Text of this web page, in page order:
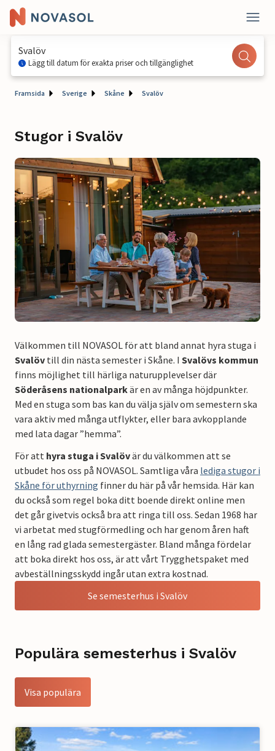
Svalöv
Lägg till datum för exakta priser och tillgänglighet
Framsida Sverige Skåne Svalöv
Stugor i Svalöv
Välkommen till NOVASOL för att bland annat hyra stuga i
Svalöv till din nästa semester i Skåne. I Svalövs kommun
finns möjlighet till härliga naturupplevelser där
Söderåsens nationalparkär en av många höjdpunkter.
Med en stuga som bas kan du välja själv om semestern ska
vara aktiv med många utflykter, eller bara avkopplande
med lata dagar ”hemma”.
För att hyra stuga i Svalövär du välkommen att se
utbudet hos oss på NOVASOL. Samtliga våra lediga stugor i
Skåne för uthyrning finner du här på vår hemsida. Här kan
du också som regel boka ditt boende direkt online men
det går givetvis också bra att ringa till oss. Sedan 1968 har
vi arbetat med stugförmedling och har genom åren haft
en lång rad glada semestergäster. Bland många fördelar
att boka direkt hos oss, är att vårt Trygghetspaket med
avbeställningsskydd ingår utan extra kostnad.
Se semesterhus i Svalöv
Populära semesterhus i Svalöv
Visa populära